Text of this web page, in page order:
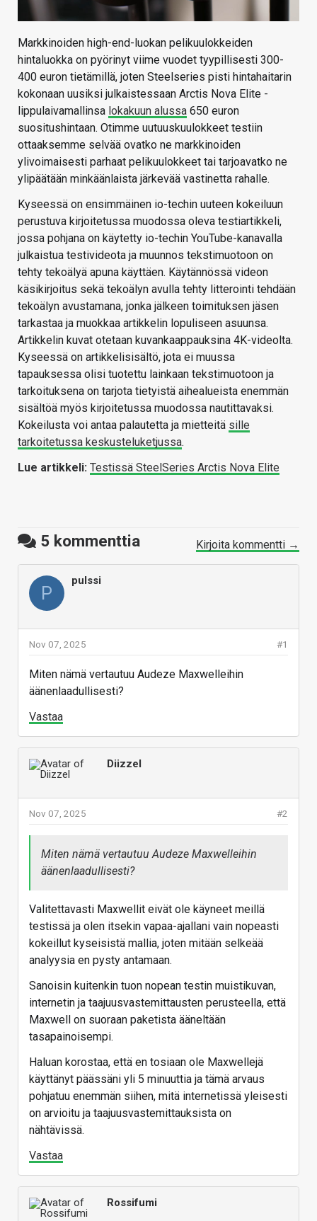
Markkinoiden high-end-luokan pelikuulokkeiden
hintaluokka on pyörinyt viime vuodet tyypillisesti 300-
400 euron tietämillä, joten Steelseries pisti hintahaitarin
kokonaan uusiksi julkaistessaan Arctis Nova Elite -
lippulaivamallinsa lokakuun alussa 650 euron
suositushintaan. Otimme uutuuskuulokkeet testiin
ottaaksemme selvää ovatko ne markkinoiden
ylivoimaisesti parhaat pelikuulokkeet tai tarjoavatko ne
ylipäätään minkäänlaista järkevää vastinetta rahalle.
Kyseessä on ensimmäinen io-techin uuteen kokeiluun
perustuva kirjoitetussa muodossa oleva testiartikkeli,
jossa pohjana on käytetty io-techin YouTube-kanavalla
julkaistua testivideota ja muunnos tekstimuotoon on
tehty tekoälyä apuna käyttäen. Käytännössä videon
käsikirjoitus sekä tekoälyn avulla tehty litterointi tehdään
tekoälyn avustamana, jonka jälkeen toimituksen jäsen
tarkastaa ja muokkaa artikkelin lopuliseen asuunsa.
Artikkelin kuvat otetaan kuvankaappauksina 4K-videolta.
Kyseessä on artikkelisisältö, jota ei muussa
tapauksessa olisi tuotettu lainkaan tekstimuotoon ja
tarkoituksena on tarjota tietyistä aihealueista enemmän
sisältöä myös kirjoitetussa muodossa nautittavaksi.
Kokeilusta voi antaa palautetta ja mietteitä sille
tarkoitetussa keskusteluketjussa.
Lue artikkeli: Testissä SteelSeries Arctis Nova Elite
5 kommenttia Kirjoita kommentti →
P
pulssi
#1
Nov 07, 2025
Miten nämä vertautuu Audeze Maxwelleihin
äänenlaadullisesti?
Vastaa
Diizzel
#2
Nov 07, 2025
Miten nämä vertautuu Audeze Maxwelleihin
äänenlaadullisesti?
Valitettavasti Maxwellit eivät ole käyneet meillä
testissä ja olen itsekin vapaa-ajallani vain nopeasti
kokeillut kyseisistä mallia, joten mitään selkeää
analyysia en pysty antamaan.
Sanoisin kuitenkin tuon nopean testin muistikuvan,
internetin ja taajuusvastemittausten perusteella, että
Maxwell on suoraan paketista ääneltään
tasapainoisempi.
Haluan korostaa, että en tosiaan ole Maxwellejä
käyttänyt päässäni yli 5 minuuttia ja tämä arvaus
pohjatuu enemmän siihen, mitä internetissä yleisesti
on arvioitu ja taajuusvastemittauksista on
nähtävissä.
Vastaa
Rossifumi